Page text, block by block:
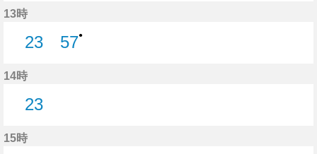
13時
23
57●
14時
23
15時